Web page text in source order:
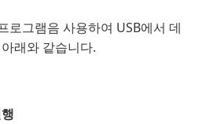
그램음 사용하여 USB에서 데
래와 같습니다.